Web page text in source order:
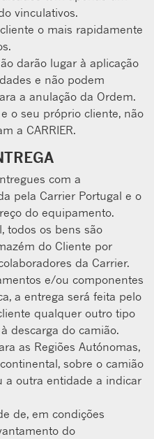
vinculativos.
o mais rapidamente
darão lugar à aplicação
e não podem
a anulação da Ordem.
o seu próprio cliente, não
a CARRIER.
com a
pela Carrier Portugal e o
do equipamento.
todos os bens são
do Cliente por
da Carrier.
e/ou componentes
a entrega será feita pelo
qualquer outro tipo
descarga do camião.
as Regiões Autónomas,
sobre o camião
a outra entidade a indicar
de, em condições
do